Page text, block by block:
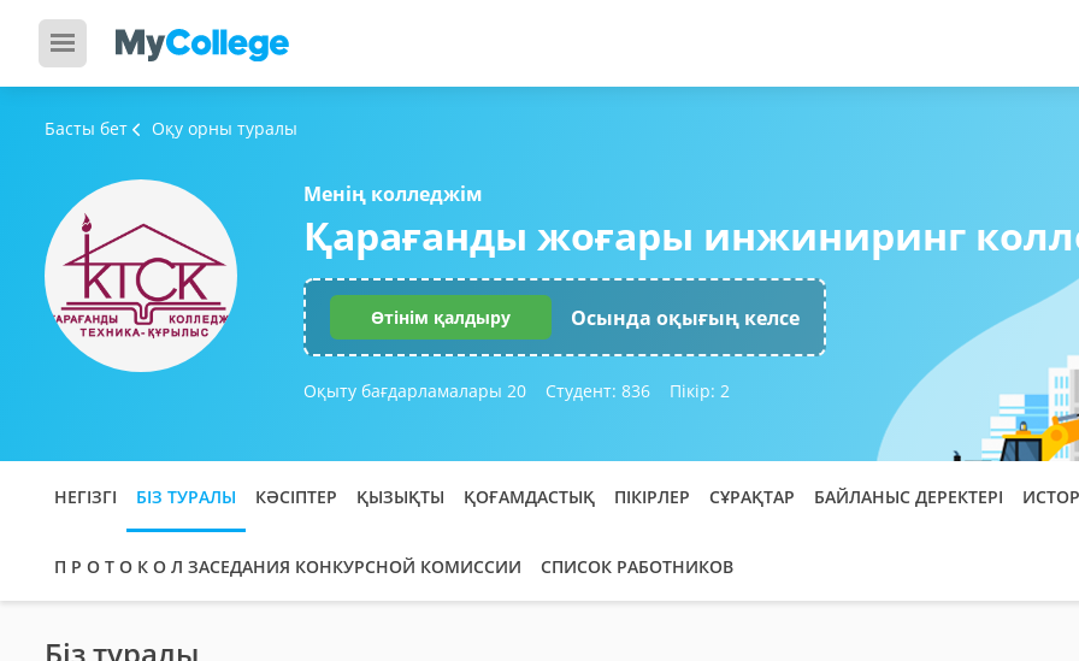
Басты бет Оқу орны туралы
Менің колледжім
Қарағанды жоғары инжиниринг
Өтінім қалдыру Осында оқығың келсе
Оқыту бағдарламалары 20 Студент: 836 Пікір: 2
НЕГІЗГІ БІЗ ТУРАЛЫ КӘСІПТЕР ҚЫЗЫҚТЫ ҚОҒАМДАСТЫҚ ПІКІРЛЕР СҰРАҚТАР БАЙЛАНЫС ДЕРЕКТЕРІ
П Р О Т О К О Л ЗАСЕДАНИЯ КОНКУРСНОЙ КОМИССИИ СПИСОК РАБОТНИКОВ